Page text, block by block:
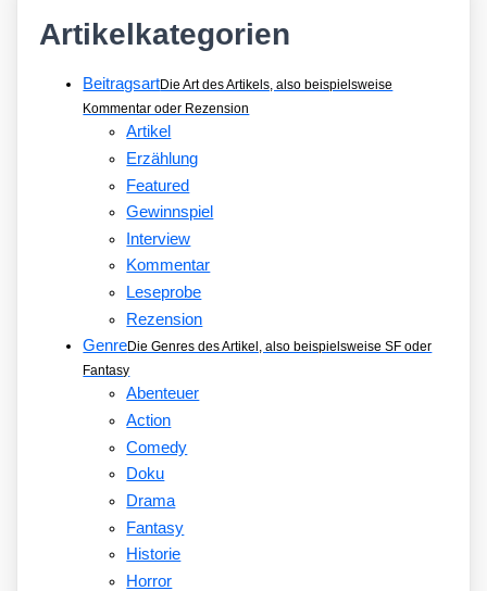
Artikelkategorien
BeitragsartDie Art des Artikels, also beispielsweise
Kommentar oder Rezension
Artikel
Erzählung
Featured
Gewinnspiel
Interview
Kommentar
Leseprobe
Rezension
GenreDie Genres des Artikel, also beispielsweise SF oder
Fantasy
Abenteuer
Action
Comedy
Doku
Drama
Fantasy
Historie
Horror